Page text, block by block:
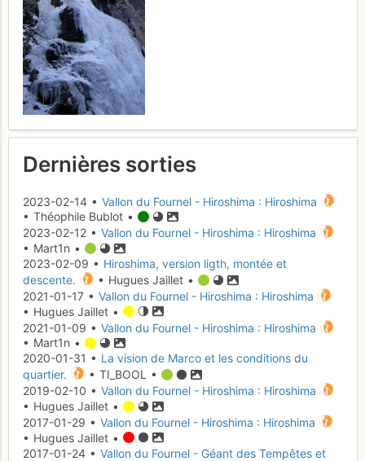
Dernières sorties
2023-02-14 • Vallon du Fournel - Hiroshima : Hiroshima
• Théophile Bublot •
2023-02-12 • Vallon du Fournel - Hiroshima : Hiroshima
• Mart1n •
2023-02-09 • Hiroshima, version ligth, montée et
descente.
• Hugues Jaillet •
2021-01-17 • Vallon du Fournel - Hiroshima : Hiroshima
• Hugues Jaillet •
2021-01-09 • Vallon du Fournel - Hiroshima : Hiroshima
• Mart1n •
2020-01-31 • La vision de Marco et les conditions du
quartier.
• TI_BOOL •
2019-02-10 • Vallon du Fournel - Hiroshima : Hiroshima
• Hugues Jaillet •
2017-01-29 • Vallon du Fournel - Hiroshima : Hiroshima
• Hugues Jaillet •
2017-01-24 • Vallon du Fournel - Géant des Tempêtes et